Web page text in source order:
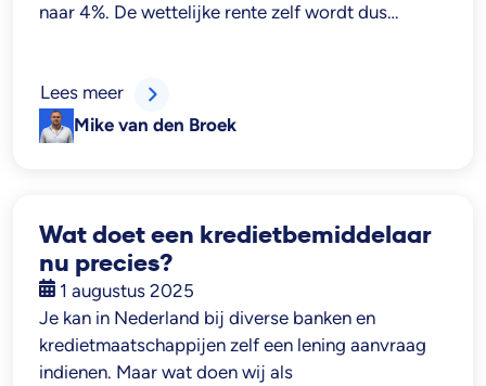
naar 4%. De wettelijke rente zelf wordt dus…
Mike van den Broek
Lees meer
Wat doet een kredietbemiddelaar
nu precies?
1 augustus 2025
Je kan in Nederland bij diverse banken en
kredietmaatschappijen zelf een lening aanvraag
indienen. Maar wat doen wij als